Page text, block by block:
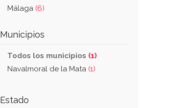
Málaga (6)
Municipios
Todos los municipios (1)
Navalmoral de la Mata (1)
Estado